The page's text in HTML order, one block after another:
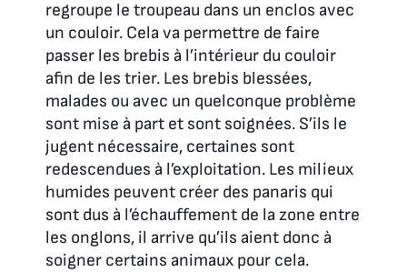
regroupe le troupeau dans un enclos avec
un couloir. Cela va permettre de faire
passer les brebis à l’intérieur du couloir
afin de les trier. Les brebis blessées,
malades ou avec un quelconque problème
sont mise à part et sont soignées. S’ils le
jugent nécessaire, certaines sont
redescendues à l’exploitation. Les milieux
humides peuvent créer des panaris qui
sont dus à l’échauffement de la zone entre
les onglons, il arrive qu’ils aient donc à
soigner certains animaux pour cela.